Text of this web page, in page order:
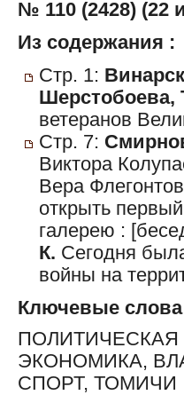
№ 110 (2428) (22
Из содержания :
Стр. 1:
Шерстобоева,
ветеранов
Стр. 7:
Виктора
Вера
открыть
галерею :
К. Сегодня
войны на
Ключевые слова
ЭКОНОМИКА,
СПОРТ, ТОМИЧИ